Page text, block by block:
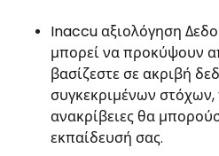
Inaccu αξιολόγηση
μπορεί να προκύψουν
βασίζεστε σε ακριβή
συγκεκριμένων στόχων,
ανακρίβειες θα
εκπαίδευσή σας.